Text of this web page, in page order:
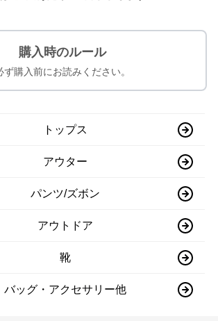
購入時のルール
ず購入前にお読みください。
トップス
アウター
パンツ/ズボン
アウトドア
靴
バッグ・アクセサリー他